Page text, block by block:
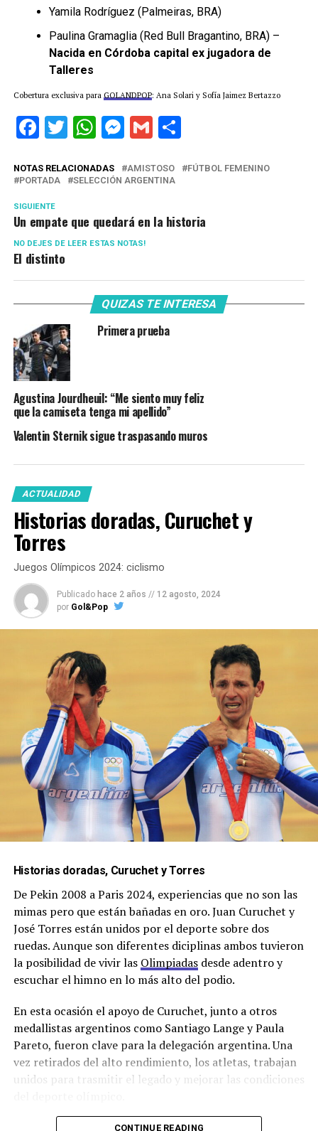
Yamila Rodríguez (Palmeiras, BRA)
Paulina Gramaglia (Red Bull Bragantino, BRA) –
Nacida en Córdoba capital ex jugadora de
Talleres
Cobertura exclusiva para GOLANDPOP: Ana Solari y Sofía Jaimez Bertazzo
Facebook
Twitter
WhatsApp
Messenger
GmailShare
NOTAS RELACIONADAS AMISTOSO
FÚTBOL FEMENINO
PORTADA
SELECCIÓN ARGENTINA
SIGUIENTE
Un empate que quedará en la historia
NO DEJES DE LEER ESTAS NOTAS!
El distinto
QUIZAS TE INTERESA
Primera prueba
Agustina Jourdheuil: “Me siento muy feliz
que la camiseta tenga mi apellido”
Valentin Sternik sigue traspasando muros
ACTUALIDAD
Historias doradas, Curuchet y
Torres
Juegos Olímpicos 2024: ciclismo
Publicado hace 2 años // 12 agosto, 2024
por Gol&Pop
Historias doradas, Curuchet y Torres
De Pekin 2008 a Paris 2024, experiencias que no son las
mimas pero que están bañadas en oro. Juan Curuchet y
José Torres están unidos por el deporte sobre dos
ruedas. Aunque son diferentes diciplinas ambos tuvieron
la posibilidad de vivir las Olimpiadasdesde adentro y
escuchar el himno en lo más alto del podio.
En esta ocasión el apoyo de Curuchet, junto a otros
medallistas argentinos como Santiago Lange y Paula
Pareto, fueron clave para la delegación argentina. Una
vez retirados del alto rendimiento, los atletas, trabajan
unidos para trasmitir el legado y mejorar las condiciones
CONTINUE READING